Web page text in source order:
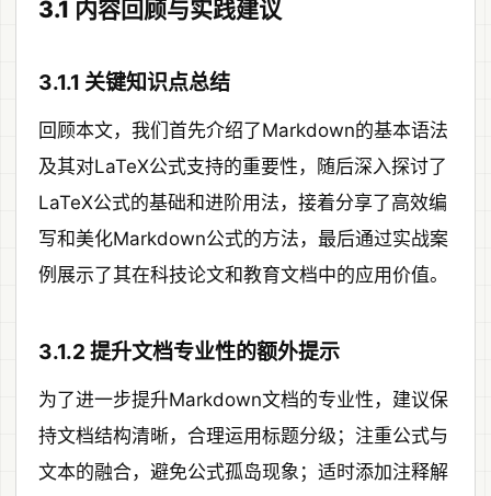
3.1 内容回顾与实践建议
3.1.1 关键知识点总结
回顾本文，我们首先介绍了Markdown的基本语法
及其对LaTeX公式支持的重要性，随后深入探讨了
LaTeX公式的基础和进阶用法，接着分享了高效编
写和美化Markdown公式的方法，最后通过实战案
例展示了其在科技论文和教育文档中的应用价值。
3.1.2 提升文档专业性的额外提示
为了进一步提升Markdown文档的专业性，建议保
持文档结构清晰，合理运用标题分级；注重公式与
文本的融合，避免公式孤岛现象；适时添加注释解